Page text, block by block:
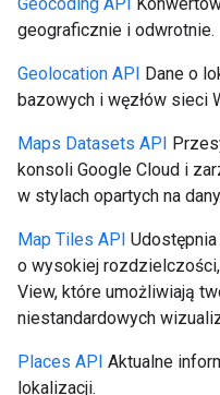
geograficznie i odwrotnie.
Geolocation API Dane o
bazowych i węzłów sieci
Maps Datasets API
konsoli Google Cloud i
w stylach opartych na
Map Tiles API
o wysokiej
View, które umożliwiają
niestandardowych
Places API Aktualne
lokalizacji.